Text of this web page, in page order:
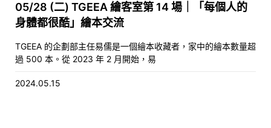
05/28 (二) TGEEA 繪客室第 14 場｜「每個人的
身體都很酷」繪本交流
TGEEA 的企劃部主任易儒是一個繪本收藏者，家中的繪本數量超
過 500 本。從 2023 年 2 月開始，易
2024.05.15